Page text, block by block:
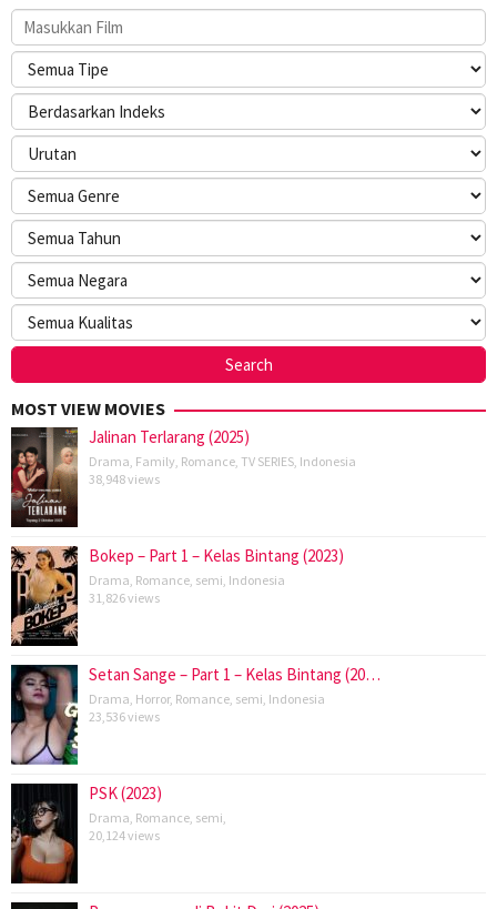
MOST VIEW MOVIES
Jalinan Terlarang (2025)
Drama Family Romance TV SERIES Indonesia
38,948 views
Bokep – Part 1 – Kelas Bintang (2023)
Drama Romance semi Indonesia
31,826 views
Setan Sange – Part 1 – Kelas Bintang (20…
Drama Horror, Romance semi Indonesia
23,536 views
PSK (2023)
Drama Romance semi
20,124 views